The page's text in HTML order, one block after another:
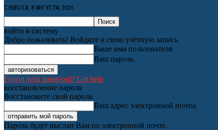
СУББОТА, 8 АВГУСТА, 2026
войти в систему
Добро пожаловать! Войдите в свою учётную запись
Ваше имя пользователя
Ваш пароль
Forgot your password? Get help
восстановление пароля
Восстановите свой пароль
Ваш адрес электронной почты
Пароль будет выслан Вам по электронной почте.